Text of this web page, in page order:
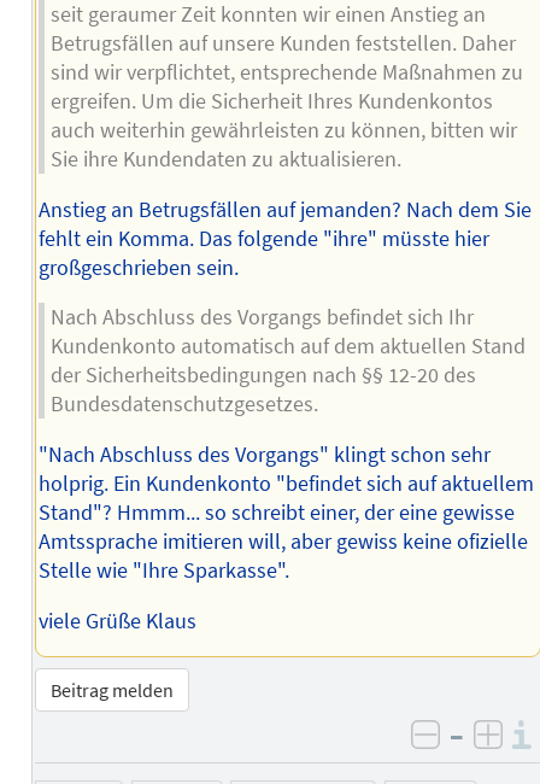
seit geraumer Zeit konnten wir einen Anstieg an
Betrugsfällen auf unsere Kunden feststellen. Daher
sind wir verpflichtet, entsprechende Maßnahmen zu
ergreifen. Um die Sicherheit Ihres Kundenkontos
auch weiterhin gewährleisten zu können, bitten wir
Sie ihre Kundendaten zu aktualisieren.
Anstieg an Betrugsfällen auf jemanden? Nach dem Sie
fehlt ein Komma. Das folgende "ihre" müsste hier
großgeschrieben sein.
Nach Abschluss des Vorgangs befindet sich Ihr
Kundenkonto automatisch auf dem aktuellen Stand
der Sicherheitsbedingungen nach §§ 12-20 des
Bundesdatenschutzgesetzes.
"Nach Abschluss des Vorgangs" klingt schon sehr
holprig. Ein Kundenkonto "befindet sich auf aktuellem
Stand"? Hmmm... so schreibt einer, der eine gewisse
Amtssprache imitieren will, aber gewiss keine ofizielle
Stelle wie "Ihre Sparkasse".
viele Grüße Klaus
Beitrag melden
negativ
–